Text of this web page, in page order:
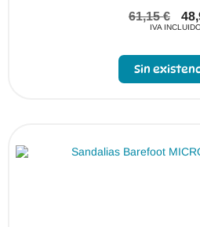
61,15€
IVA
Sin